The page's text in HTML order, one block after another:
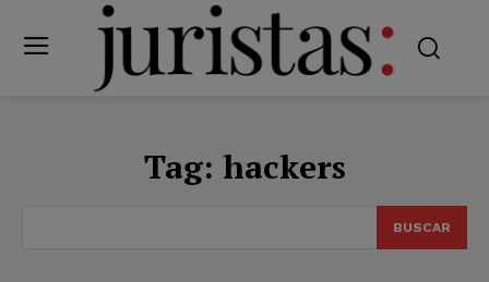
Tag: hackers
BUSCAR